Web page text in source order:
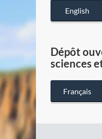
English
Dépôt
sciences
Français